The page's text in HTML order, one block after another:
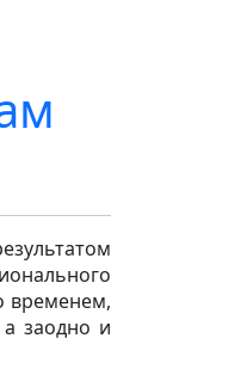
временем,
заодно и